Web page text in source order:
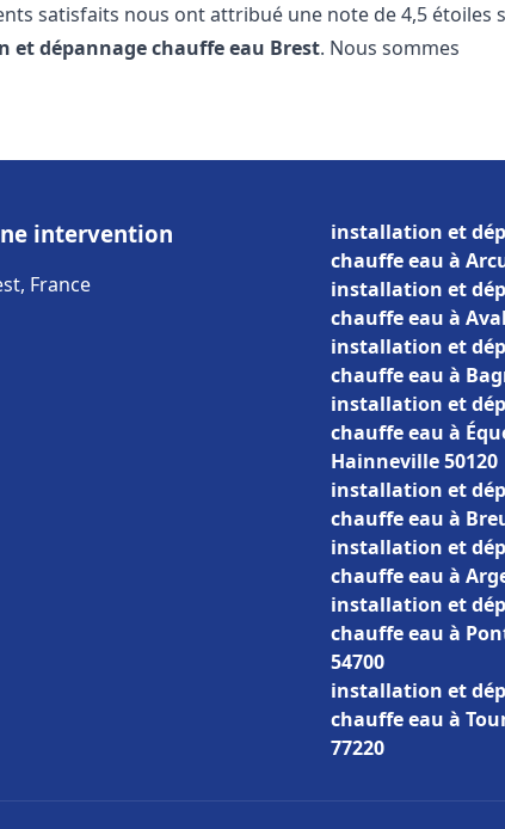
satisfaits nous ont attribué une note de 4,5 étoiles
et dépannage chauffe eau Brest. Nous sommes
intervention
France
installation et
chauffe eau à
installation et
chauffe eau à
installation et
chauffe eau à
installation et
chauffe eau à
Hainneville 50120
installation et
chauffe eau à
installation et
chauffe eau à
installation et
chauffe eau à
54700
installation et
chauffe eau à
77220